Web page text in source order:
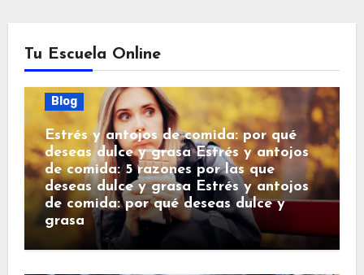
Tu Escuela Online
Blog
Estrés y antojos de comida: por qué
deseas dulce y grasa Estrés y antojos
de comida: 5 razones por las que
deseas dulce y grasa Estrés y antojos
de comida: por qué deseas dulce y
grasa